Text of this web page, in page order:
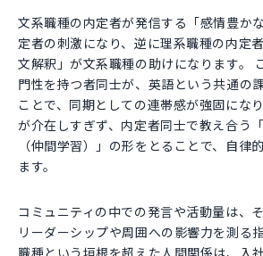
文系職種の内定者が発信する「感情豊か
定者の刺激になり、逆に理系職種の内定
文解釈」が文系職種の助けになります。
門性を持つ者同士が、英語という共通の
ことで、同期としての連帯感が強固にな
が介在しすぎず、内定者同士で教え合う
（仲間学習）」の形をとることで、自律
ます。
コミュニティの中での発言や活動量は、
リーダーシップや周囲への影響力を測る
職種という垣根を超えた人間関係は、入